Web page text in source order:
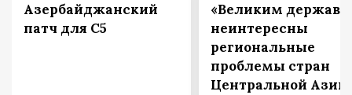
Азербайджанский
патч для С5
«Великим
неинтересны
региональные
проблемы стран
Центральной